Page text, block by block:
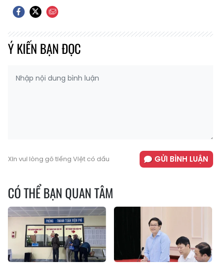
Ý KIẾN BẠN ĐỌC
Xin vui lòng gõ tiếng Việt có dấu GỬI BÌNH LUẬN
CÓ THỂ BẠN QUAN TÂM